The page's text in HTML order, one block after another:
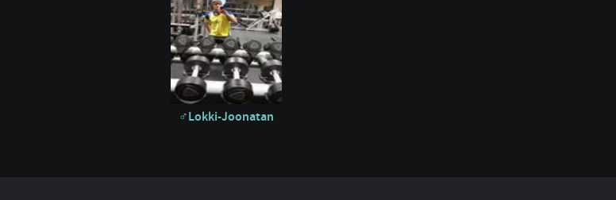
Lokki-Joonatan